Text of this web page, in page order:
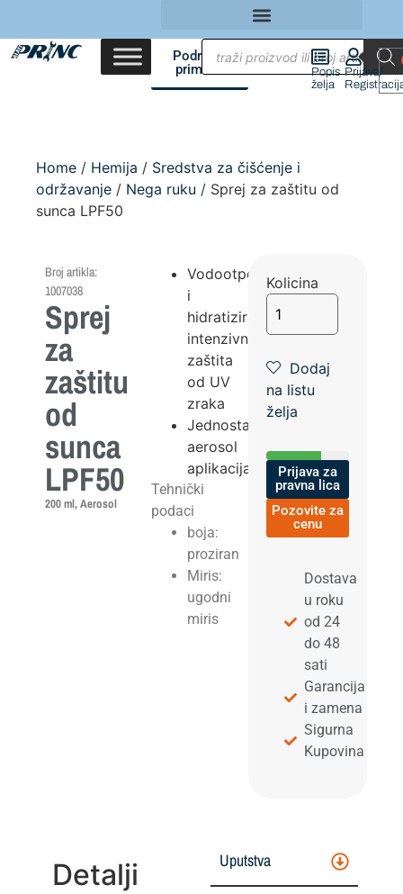
Područja
primene
Popis
želja
Prijava/
Home / Hemija / Sredstva za čišćenje i
održavanje / Nega ruku / Sprej za zaštitu od
sunca LPF50
Broj artikla:
1007038
Sprej
za
zaštitu
od
sunca
LPF50
200 ml, Aerosol
Vodootporna
i
hidratizirajuća
intenzivna
zaštita
od UV
zraka
Jednostavna
aerosol
aplikacija
Tehnički
podaci
boja:
proziran
Miris:
ugodni
miris
Kolicina
Dodaj
na listu
želja
Prijava za
pravna lica
Pozovite za
cenu
Dostava
u roku
od 24
do 48
sati
Garancija
i zamena
Sigurna
Kupovina
Detalji Uputstva